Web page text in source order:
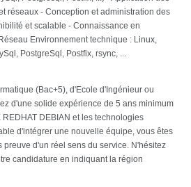
réseaux - Conception et administration des
et scalable - Connaissance en
Environnement technique : Linux,
PostgreSql, Postfix, rsync, ...
(Bac+5), d'Ecole d'Ingénieur ou
d'une solide expérience de 5 ans minimum
DEBIAN et les technologies
d'intégrer une nouvelle équipe, vous êtes
preuve d'un réel sens du service. N'hésitez
candidature en indiquant la région